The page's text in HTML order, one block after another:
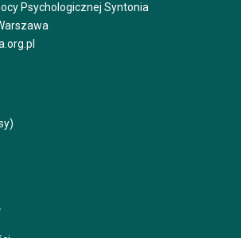
Psychologicznej Syntonia